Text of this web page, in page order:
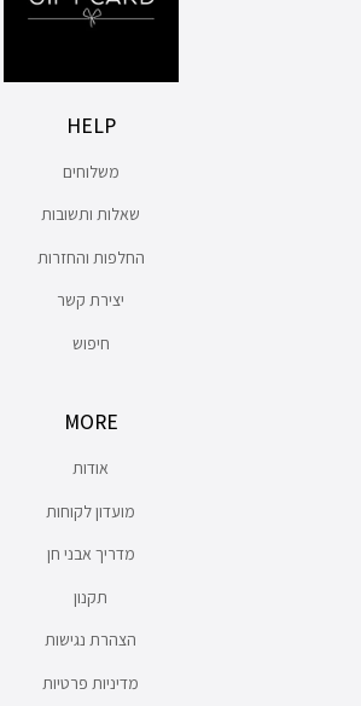
HELP
משלוחים
שאלות ותשובות
החלפות והחזרות
יצירת קשר
חיפוש
MORE
אודות
מועדון לקוחות
מדריך אבני חן
תקנון
הצהרת נגישות
מדיניות פרטיות